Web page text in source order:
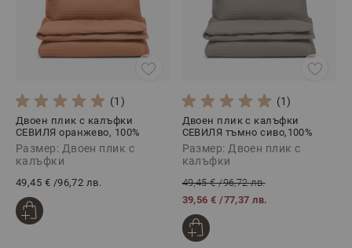
(1)
Двоен плик с калъфки
СЕВИЛЯ оранжево, 100%
Памучен сатен, 3 части
Размер: Двоен плик с
калъфки
49,45 € /96,72 лв.
(1)
Двоен плик с калъфки
СЕВИЛЯ тъмно сиво,100%
Памучен сатен, 3 части
Размер: Двоен плик с
калъфки
49,45 €/96,72 лв.
39,56 € /77,37 лв.